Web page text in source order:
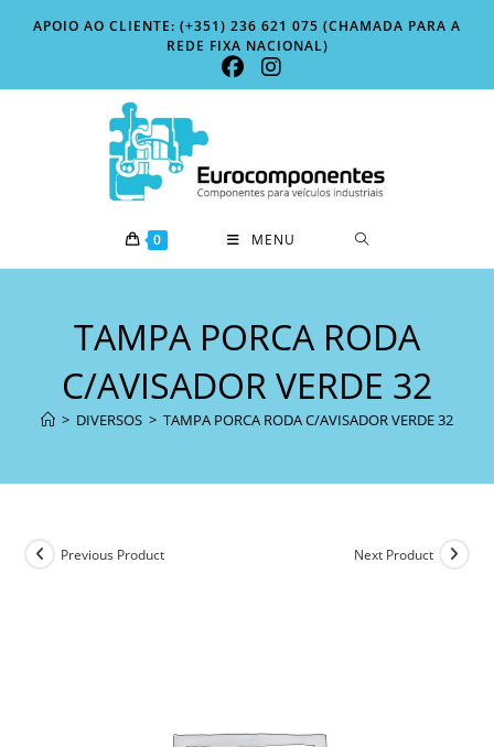
APOIO AO CLIENTE: (+351) 236 621 075 (CHAMADA PARA A
REDE FIXA NACIONAL)
0 MENU
TAMPA PORCA RODA
C/AVISADOR VERDE 32
> DIVERSOS > TAMPA PORCA RODA C/AVISADOR VERDE 32
Previous Product Next Product